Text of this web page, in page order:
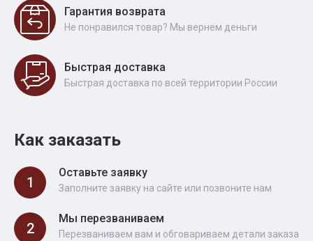
Гарантия возврата
Не понравился товар? Мы вернем деньги
Быстрая доставка
Быстрая доставка по всей территории России
Как заказать
1
Оставьте заявку
Заполните заявку на сайте или позвоните нам
2
Мы перезваниваем
Перезваниваем вам и обговариваем детали заказа